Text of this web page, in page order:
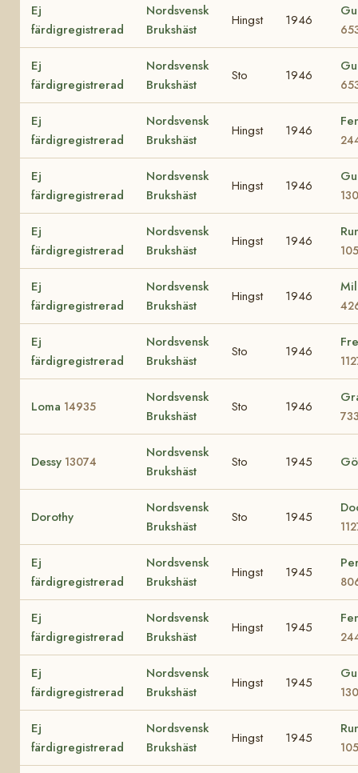
Ej
färdigregistrerad
Nordsvensk
Brukshäst
Hingst 1946
Ej
färdigregistrerad
Nordsvensk
Brukshäst
Sto 1946
Ej
färdigregistrerad
Nordsvensk
Brukshäst
Hingst 1946
Ej
färdigregistrerad
Nordsvensk
Brukshäst
Hingst 1946
Ej
färdigregistrerad
Nordsvensk
Brukshäst
Hingst 1946
Ej
färdigregistrerad
Nordsvensk
Brukshäst
Hingst 1946
Ej
färdigregistrerad
Nordsvensk
Brukshäst
Sto 1946
Loma 14935
Nordsvensk
Brukshäst
Sto 1946
Dessy 13074
Nordsvensk
Brukshäst
Sto 1945
Dorothy
Nordsvensk
Brukshäst
Sto 1945
Ej
färdigregistrerad
Nordsvensk
Brukshäst
Hingst 1945
Ej
färdigregistrerad
Nordsvensk
Brukshäst
Hingst 1945
Ej
färdigregistrerad
Nordsvensk
Brukshäst
Hingst 1945
Ej
färdigregistrerad
Nordsvensk
Brukshäst
Hingst 1945